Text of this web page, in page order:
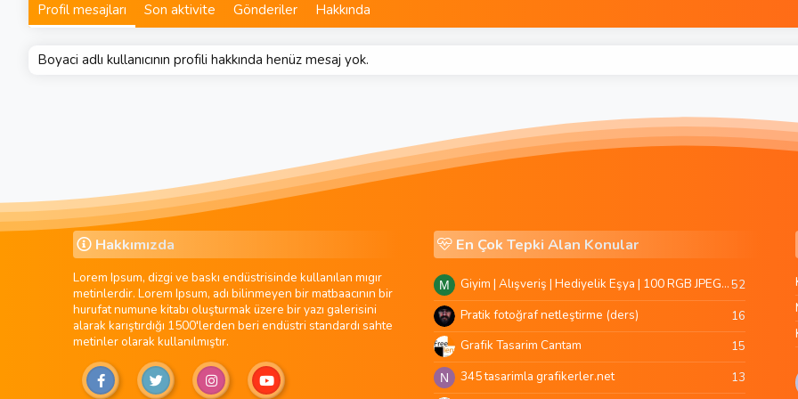
Profil mesajları Son aktivite Gönderiler Hakkında
Boyaci adlı kullanıcının profili hakkında henüz mesaj yok.
Hakkımızda
Lorem Ipsum, dizgi ve baskı endüstrisinde kullanılan mıgır
metinlerdir. Lorem Ipsum, adı bilinmeyen bir matbaacının bir
hurufat numune kitabı oluşturmak üzere bir yazı galerisini
alarak karıştırdığı 1500'lerden beri endüstri standardı sahte
metinler olarak kullanılmıştır.
En Çok Tepki Alan Konular
M Giyim | Alışveriş | Hediyelik Eşya | 100 RGB JPEG Images | 5920x4420 Pixels | 501 MB52
Pratik fotoğraf netleştirme (ders) 16
Grafik Tasarim Cantam 15
N 345 tasarimla grafikerler.net 13